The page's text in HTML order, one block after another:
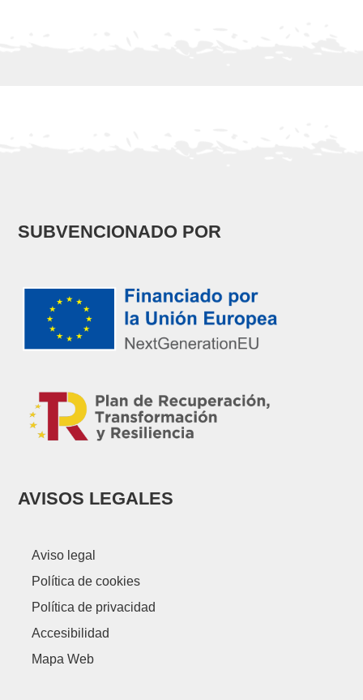
SUBVENCIONADO POR
AVISOS LEGALES
Aviso legal
Política de cookies
Política de privacidad
Accesibilidad
Mapa Web